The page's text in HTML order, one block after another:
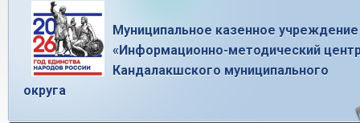
Муниципальное казенное учреждение
«Информационно-методический
Кандалакшского муниципального
округа